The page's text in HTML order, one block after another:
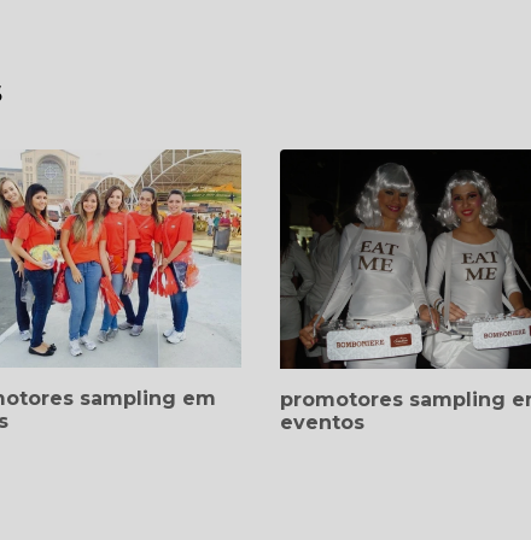
sampling em
promotores sampling
eventos